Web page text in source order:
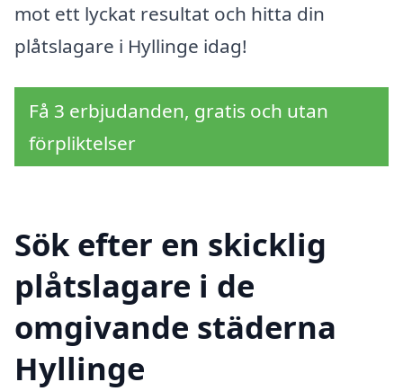
mot ett lyckat resultat och hitta din
plåtslagare i Hyllinge idag!
Få 3 erbjudanden, gratis och utan
förpliktelser
Sök efter en skicklig
plåtslagare i de
omgivande städerna
Hyllinge